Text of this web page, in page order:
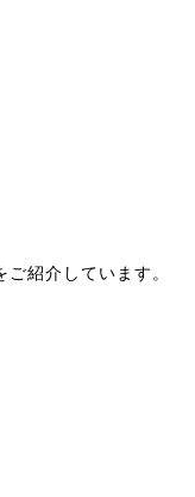
紹介しています。